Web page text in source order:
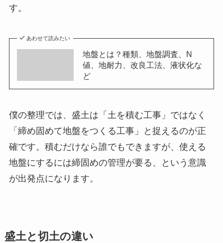
す。
あわせて読みたい
地盤とは？種類、地盤調査、N
値、地耐力、改良工法、液状化な
ど
僕の整理では、盛土は「土を積む工事」ではなく
「締め固めて地盤をつくる工事」と捉えるのが正
確です。積むだけなら誰でもできますが、使える
地盤にするには締固めの管理が要る、という意識
が出発点になります。
盛土と切土の違い